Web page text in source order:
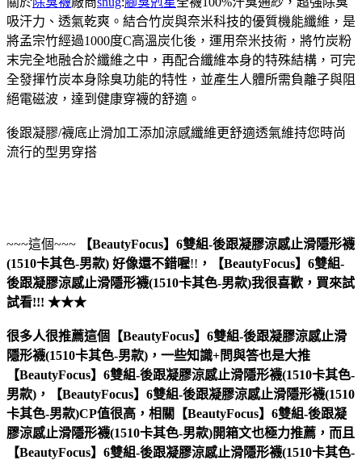
吸汗力、透氣乾爽。結合竹炭與奈米科技的優質機能纖維，是
將孟宗竹經過1000度C高溫炭化後，運用奈米技術，將竹炭粉
末完全地融合於纖維之中，再配合纖維本身的特殊結構，可完
全發揮竹炭本身除臭功能的特性，並產生人體所需負離子與阻
絕電磁波，達到健康穿襪的舒適。
後跟凝膠/襪底止滑加工添加涼感纖維更舒適透氣維持您時尚
流行的型男穿搭
~~~這個~~~
【BeautyFocus】6雙組-後跟凝膠涼感止滑隱形襪
(1510卡其色-男款) 好像還不錯喔!! ，
【BeautyFocus】6雙組-
後跟凝膠涼感止滑隱形襪(1510卡其色-男款)我很喜歡，買來試
試看!!! ★★★
很多人很推薦這個【BeautyFocus】6雙組-後跟凝膠涼感止滑
隱形襪(1510卡其色-男款)，一些知識+問與答也是大推
【BeautyFocus】6雙組-後跟凝膠涼感止滑隱形襪(1510卡其色-
男款)，【BeautyFocus】6雙組-後跟凝膠涼感止滑隱形襪(1510
卡其色-男款)CP值很高，相關【BeautyFocus】6雙組-後跟凝
膠涼感止滑隱形襪(1510卡其色-男款)開箱文也極力推薦，而且
【BeautyFocus】6雙組-後跟凝膠涼感止滑隱形襪(1510卡其色-